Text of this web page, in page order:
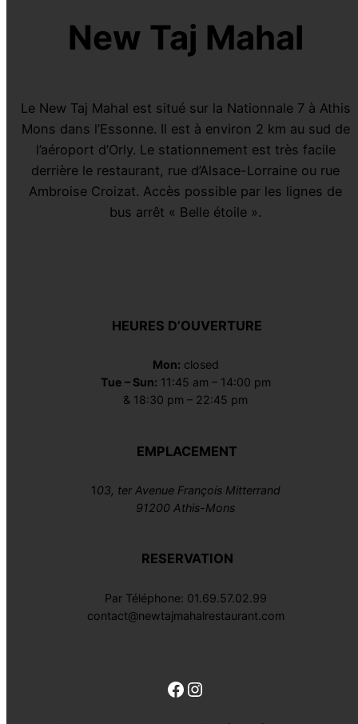
New Taj Mahal
Le New Taj Mahal est situé sur la Nationnale 7 à Athis
Mons dans l’Essonne. Il est à environ 2 km au sud de
l’aéroport d’Orly. Le stationnement est très facile
derrière le restaurant, rue d’Alsace-Lorraine ou rue
Ambroise Croizat. Accès possible par les lignes de
bus arrêt « Belle étoile ».
HEURES D’OUVERTURE
Mon: closed
Tue – Sun: 11:45 am – 14:00 pm
& 18:30 pm – 22:45 pm
EMPLACEMENT
103, ter Avenue François Mitterrand
91200 Athis-Mons
RESERVATION
Par Téléphone: 01.69.57.02.99
contact@newtajmahalrestaurant.com
Facebook
Instagram